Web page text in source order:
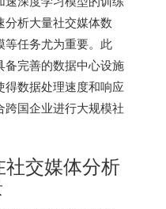
析大量社交媒体数
等任务尤为重要。此
备完善的数据中心设施
数据处理速度和响应
国企业进行大规模社
交媒体分析